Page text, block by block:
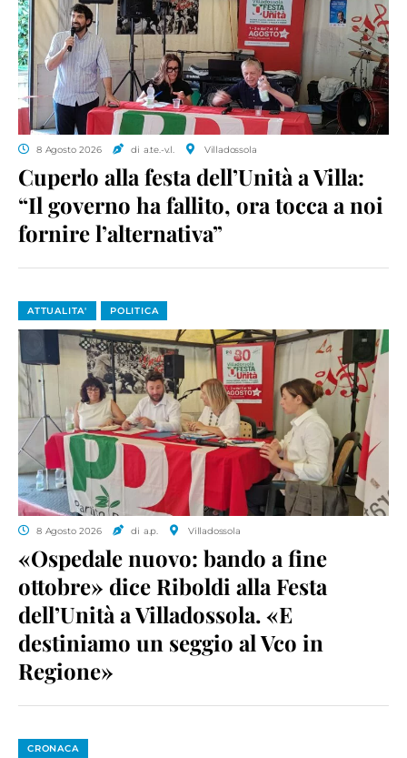
8 Agosto 2026 di a.te.-v.l. Villadossola
Cuperlo alla festa dell’Unità a Villa:
“Il governo ha fallito, ora tocca a noi
fornire l’alternativa”
ATTUALITA' POLITICA
8 Agosto 2026 di a.p. Villadossola
«Ospedale nuovo: bando a fine
ottobre» dice Riboldi alla Festa
dell’Unità a Villadossola. «E
destiniamo un seggio al Vco in
Regione»
CRONACA